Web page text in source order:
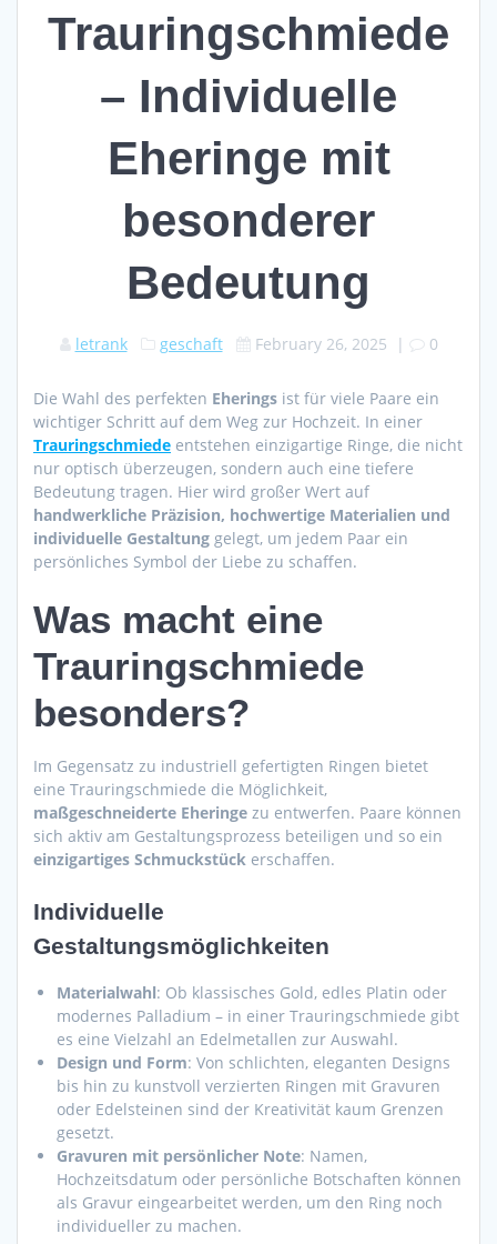
Trauringschmiede
– Individuelle
Eheringe mit
besonderer
Bedeutung
letrank geschaft February 26, 2025 | 0
Die Wahl des perfekten Eherings ist für viele Paare ein
wichtiger Schritt auf dem Weg zur Hochzeit. In einer
Trauringschmiede entstehen einzigartige Ringe, die nicht
nur optisch überzeugen, sondern auch eine tiefere
Bedeutung tragen. Hier wird großer Wert auf
handwerkliche Präzision, hochwertige Materialien und
individuelle Gestaltung gelegt, um jedem Paar ein
persönliches Symbol der Liebe zu schaffen.
Was macht eine
Trauringschmiede
besonders?
Im Gegensatz zu industriell gefertigten Ringen bietet
eine Trauringschmiede die Möglichkeit,
maßgeschneiderte Eheringe zu entwerfen. Paare können
sich aktiv am Gestaltungsprozess beteiligen und so ein
einzigartiges Schmuckstück erschaffen.
Individuelle
Gestaltungsmöglichkeiten
Materialwahl: Ob klassisches Gold, edles Platin oder
modernes Palladium – in einer Trauringschmiede gibt
es eine Vielzahl an Edelmetallen zur Auswahl.
Design und Form: Von schlichten, eleganten Designs
bis hin zu kunstvoll verzierten Ringen mit Gravuren
oder Edelsteinen sind der Kreativität kaum Grenzen
gesetzt.
Gravuren mit persönlicher Note: Namen,
Hochzeitsdatum oder persönliche Botschaften können
als Gravur eingearbeitet werden, um den Ring noch
individueller zu machen.